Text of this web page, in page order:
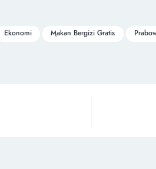
Ekonomi Makan Bergizi Gratis